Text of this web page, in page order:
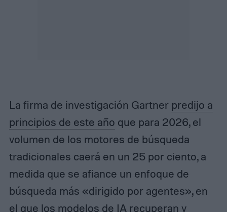
La firma de investigación Gartner predijo a
principios de este año que para 2026, el
volumen de los motores de búsqueda
tradicionales caerá en un 25 por ciento, a
medida que se afiance un enfoque de
búsqueda más «dirigido por agentes», en
el que los modelos de IA recuperan y